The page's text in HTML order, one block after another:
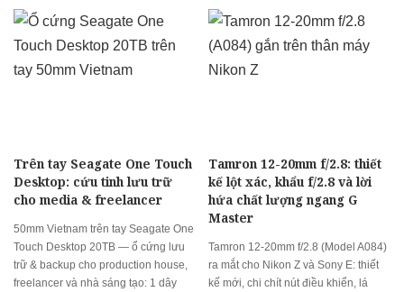
Trên tay Seagate One Touch
Desktop: cứu tinh lưu trữ
cho media & freelancer
50mm Vietnam trên tay Seagate One
Touch Desktop 20TB — ổ cứng lưu
trữ & backup cho production house,
freelancer và nhà sáng tạo: 1 dây
Tamron 12-20mm f/2.8: thiết
kế lột xác, khẩu f/2.8 và lời
hứa chất lượng ngang G
Master
Tamron 12-20mm f/2.8 (Model A084)
ra mắt cho Nikon Z và Sony E: thiết
kế mới, chi chít nút điều khiển, lá